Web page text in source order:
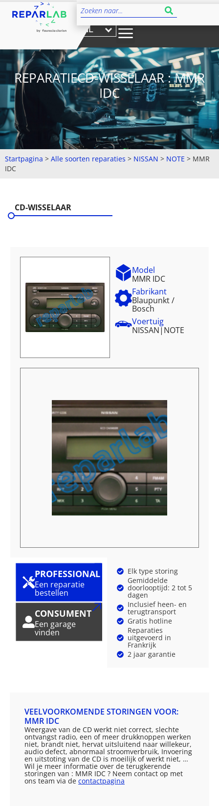
NL
REPARATIECD-WISSELAAR : MMR
IDC
Startpagina > Alle soorten reparaties > NISSAN > NOTE > MMR
IDC
CD-WISSELAAR
Model
MMR IDC
Fabrikant
Blaupunkt /
Bosch
Voertuig
NISSAN| NOTE
PROFESSIONAL
Een reparatie
bestellen
CONSUMENT
Een garage
vinden
Elk type storing
Gemiddelde
doorlooptijd: 2 tot 5
dagen
Inclusief heen- en
terugtransport
Gratis hotline
Reparaties
uitgevoerd in
Frankrijk
2 jaar garantie
VEELVOORKOMENDE STORINGEN VOOR:
MMR IDC
Weergave van de CD werkt niet correct, slechte
ontvangst radio, een of meer drukknoppen werken
niet, brandt niet, hervat uitsluitend naar willekeur,
audio defect, abnormaal stroomverbruik, Invoering
en uitstoting van de CD is moeilijk of werkt niet, …
Wil je meer informatie over de terugkerende
storingen van : MMR IDC ? Neem contact op met
ons team via de contactpagina